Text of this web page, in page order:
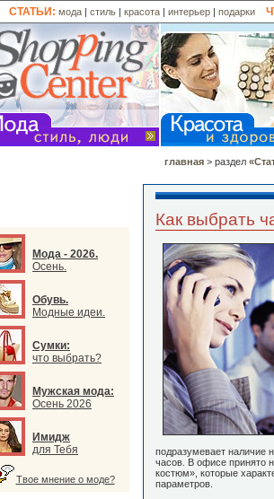
СТАТЬИ: мода | стиль | красота | интерьер | подарки
главная > раздел
Мода - 2026.
Осень.
Обувь.
Модные идеи.
Сумки:
что выбрать?
Мужская мода:
Осень 2026
Имидж
для Тебя
Твое мнение о моде?
Как выбрать
подразумевает наличие
часов. В офисе принято
костюм», которые
параметров.